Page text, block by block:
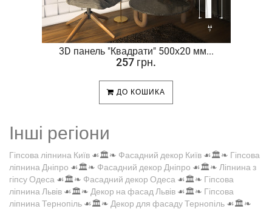
3D панель "Квадрати" 500х20 мм...
257 грн.
ДО КОШИКА
Інші регіони
Гіпсова ліпнина Київ ☙🏛️❧ Фасадний декор Київ ☙🏛️❧ Гіпсова
ліпнина Дніпро ☙🏛️❧ Фасадний декор Дніпро ☙🏛️❧ Ліпнина з
гіпсу Одеса ☙🏛️❧ Фасадний декор Одеса ☙🏛️❧ Гіпсова
ліпнина Львів ☙🏛️❧ Декор на фасад Львів ☙🏛️❧ Гіпсова
ліпнина Тернопіль ☙🏛️❧ Декор для фасаду Тернопіль ☙🏛️❧